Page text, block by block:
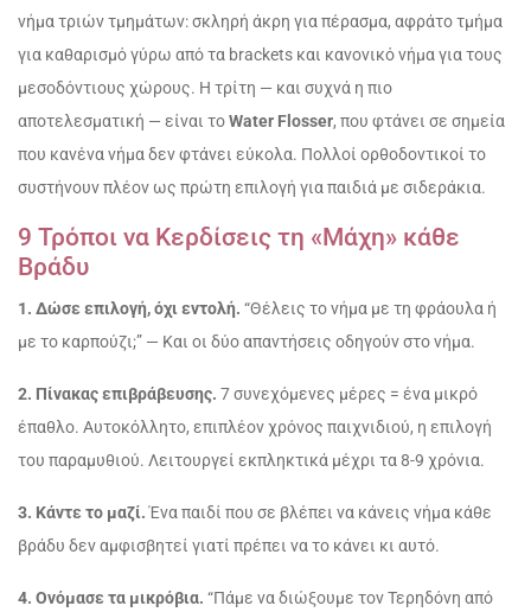
νήμα τριών τμημάτων: σκληρή άκρη για πέρασμα, αφράτο τμήμα
για καθαρισμό γύρω από τα brackets και κανονικό νήμα για τους
μεσοδόντιους χώρους. Η τρίτη — και συχνά η πιο
αποτελεσματική — είναι τοWater Flosser, που φτάνει σε σημεία
που κανένα νήμα δεν φτάνει εύκολα. Πολλοί ορθοδοντικοί το
συστήνουν πλέον ως πρώτη επιλογή για παιδιά με σιδεράκια.
9 Τρόποι να Κερδίσεις τη «Μάχη» κάθε
Βράδυ
1. Δώσε επιλογή, όχι εντολή. “Θέλεις το νήμα με τη φράουλα ή
με το καρπούζι;” — Και οι δύο απαντήσεις οδηγούν στο νήμα.
2. Πίνακας επιβράβευσης. 7 συνεχόμενες μέρες = ένα μικρό
έπαθλο. Αυτοκόλλητο, επιπλέον χρόνος παιχνιδιού, η επιλογή
του παραμυθιού. Λειτουργεί εκπληκτικά μέχρι τα 8-9 χρόνια.
3. Κάντε το μαζί.Ένα παιδί που σε βλέπει να κάνεις νήμα κάθε
βράδυ δεν αμφισβητεί γιατί πρέπει να το κάνει κι αυτό.
4. Ονόμασε τα μικρόβια. “Πάμε να διώξουμε τον Τερηδόνη από